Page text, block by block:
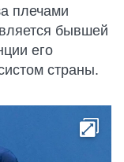
плечами
бывшей
его
страны.